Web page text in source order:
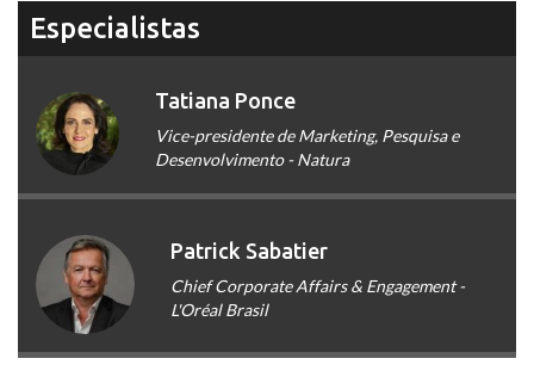
Especialistas
Tatiana Ponce
Vice-presidente de Marketing, Pesquisa e
Desenvolvimento - Natura
Patrick Sabatier
Chief Corporate Affairs & Engagement -
L'Oréal Brasil